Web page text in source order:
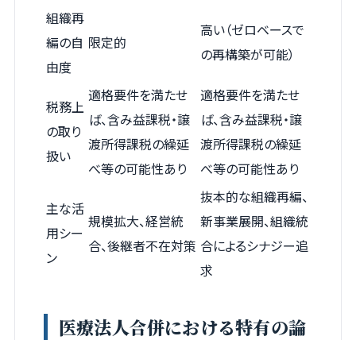
組織再
編の自
由度
限定的
高い（ゼロベースで
の再構築が可能）
税務上
の取り
扱い
適格要件を満たせ
ば、含み益課税・譲
渡所得課税の繰延
べ等の可能性あり
適格要件を満たせ
ば、含み益課税・譲
渡所得課税の繰延
べ等の可能性あり
主な活
用シー
ン
規模拡大、経営統
合、後継者不在対策
抜本的な組織再編、
新事業展開、組織統
合によるシナジー追
求
医療法人合併における特有の論